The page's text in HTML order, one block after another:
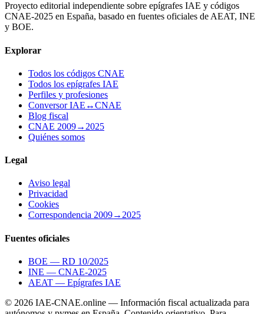
Proyecto editorial independiente sobre epígrafes IAE y códigos
CNAE-2025 en España, basado en fuentes oficiales de AEAT, INE
y BOE.
Explorar
Todos los códigos CNAE
Todos los epígrafes IAE
Perfiles y profesiones
Conversor IAE↔CNAE
Blog fiscal
CNAE 2009→2025
Quiénes somos
Legal
Aviso legal
Privacidad
Cookies
Correspondencia 2009→2025
Fuentes oficiales
BOE — RD 10/2025
INE — CNAE-2025
AEAT — Epígrafes IAE
© 2026 IAE-CNAE.online — Información fiscal actualizada para